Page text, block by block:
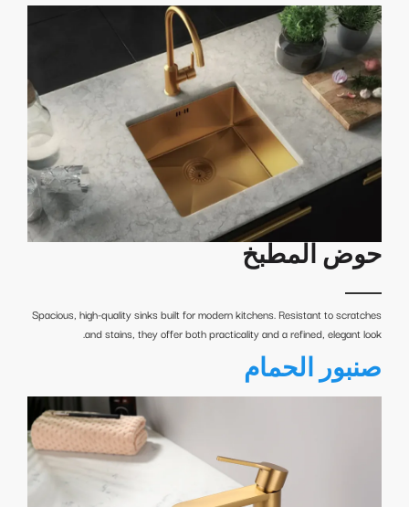
حوض المطبخ
Spacious, high-quality sinks built for modern kitchens. Resistant to scratches
and stains, they offer both practicality and a refined, elegant look.
صنبور الحمام